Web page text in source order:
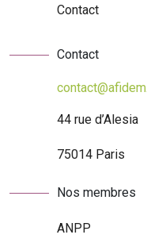
Contact
Contact
44 rue d’Alesia
75014 Paris
Nos membres
ANPP